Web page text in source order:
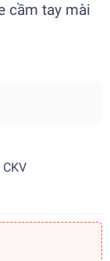
cầm tay mài